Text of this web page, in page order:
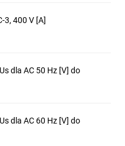
3, 400 V [A]
dla AC 50 Hz [V] do
dla AC 60 Hz [V] do